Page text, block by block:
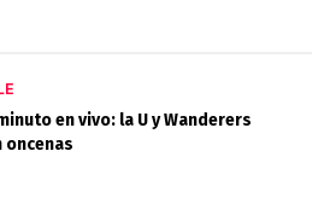
en vivo: la U y Wanderers
oncenas